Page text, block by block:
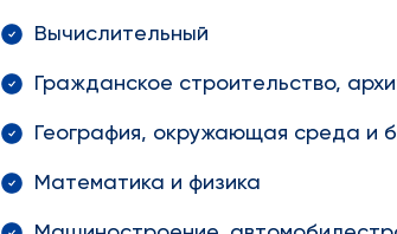
Вычислительный
Гражданское строительство,
География, окружающая среда и
Математика и физика